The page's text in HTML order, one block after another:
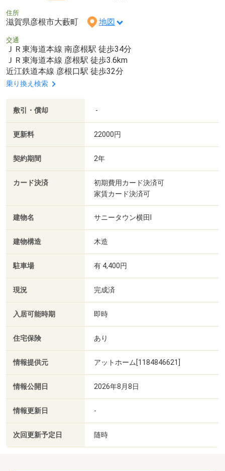
住所
滋賀県彦根市大藪町 地図
交通
ＪＲ東海道本線 南彦根駅 徒歩34分
ＪＲ東海道本線 彦根駅 徒歩3.6km
近江鉄道本線 彦根口駅 徒歩32分
乗り換え検索
敷引・償却 -
更新料 22000円
契約期間 2年
カード決済
初期費用カード決済可
家賃カード決済可
建物名 サニータウン横田Ⅰ
建物構造 木造
駐車場 有 4,400円
現況 完成済
入居可能時期 即時
住宅保険 あり
情報提供元 アットホーム[1184846621]
情報公開日 2026年8月8日
情報更新日 -
次回更新予定日 随時